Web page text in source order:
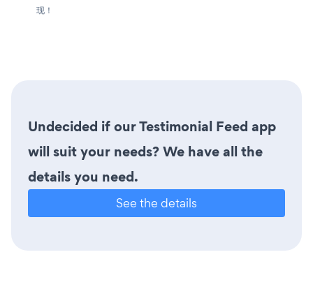
现！
Undecided if our Testimonial Feed app
will suit your needs? We have all the
details you need.
See the details